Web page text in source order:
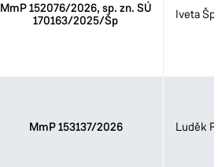
MmP 152076/2026, sp. zn. SÚ
170163/2025/Šp
Iveta
MmP 153137/2026 Luděk